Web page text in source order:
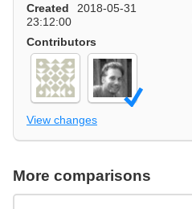
Created
2018-05-31
23:12:00
Contributors
View changes
More comparisons